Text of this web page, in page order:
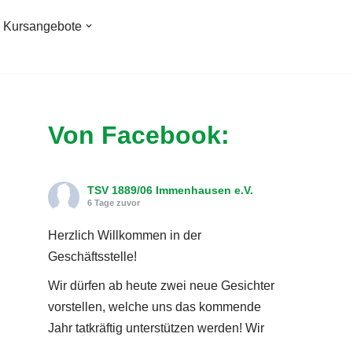
Kursangebote
Von Facebook:
TSV 1889/06 Immenhausen e.V.
6 Tage zuvor
Herzlich Willkommen in der
Geschäftsstelle!
Wir dürfen ab heute zwei neue Gesichter
vorstellen, welche uns das kommende
Jahr tatkräftig unterstützen werden! Wir